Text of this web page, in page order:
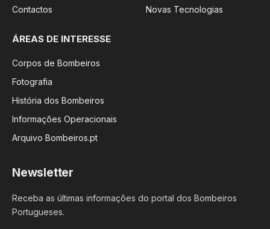
Contactos
Novas Tecnologias
ÁREAS DE INTERESSE
Corpos de Bombeiros
Fotografia
História dos Bombeiros
Informações Operacionais
Arquivo Bombeiros.pt
Newsletter
Receba as últimas informações do portal dos Bombeiros
Portugueses.